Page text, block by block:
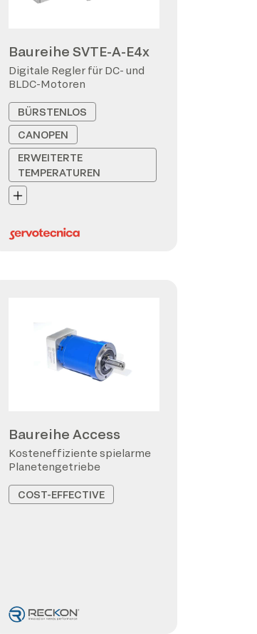
Baureihe SVTE-A-E4x
Digitale Regler für DC- und
BLDC-Motoren
BÜRSTENLOS
CANOPEN
ERWEITERTE
TEMPERATUREN
Baureihe Access
Kosteneffiziente spielarme
Planetengetriebe
COST-EFFECTIVE